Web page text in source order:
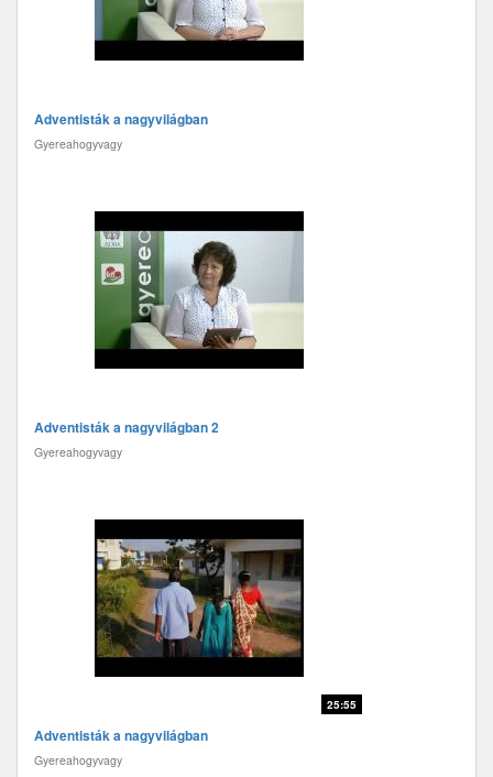
Adventisták a nagyvilágban
Gyereahogyvagy
Adventisták a nagyvilágban 2
Gyereahogyvagy
25:55
Adventisták a nagyvilágban
Gyereahogyvagy